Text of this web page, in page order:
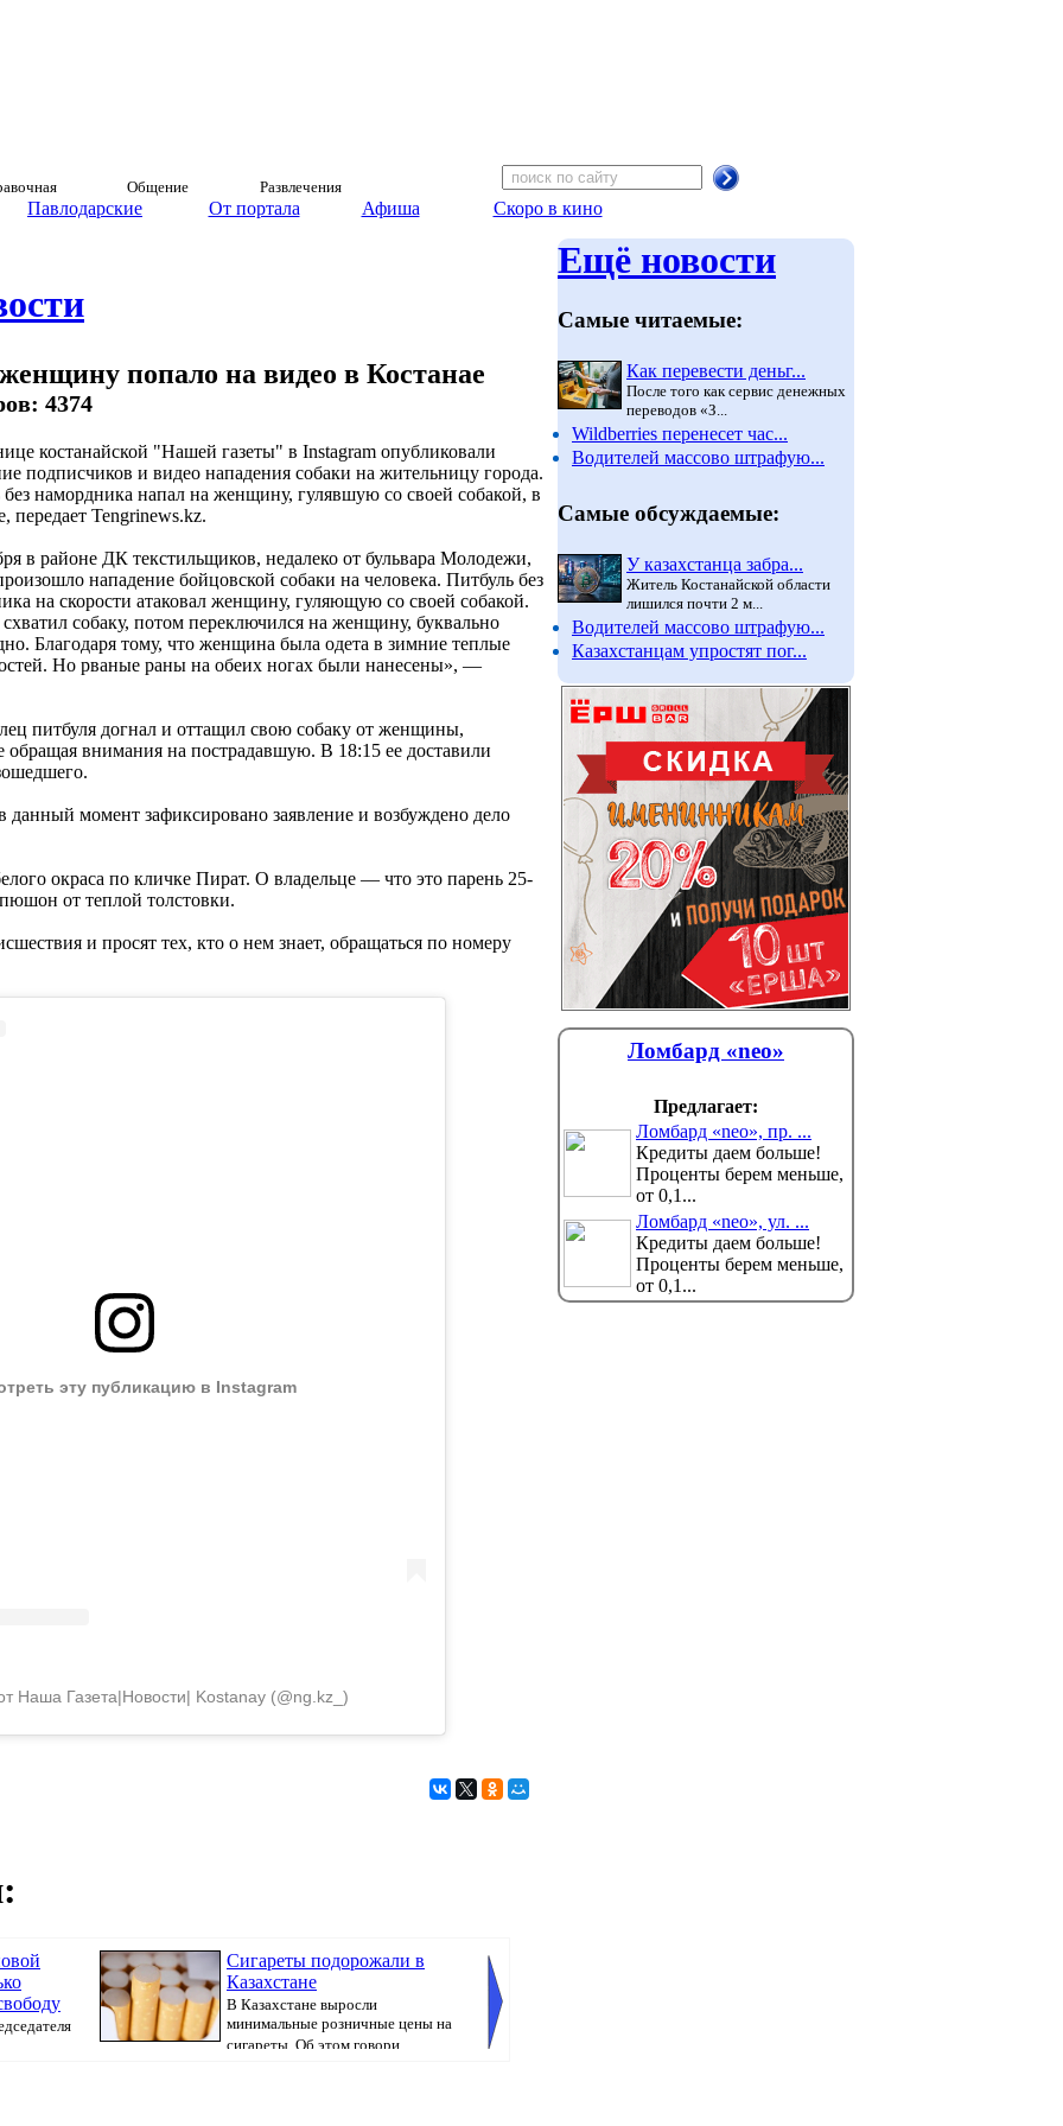
Общение Развлечения
Павлодарские От портала Афиша Скоро в кино
попало на видео в Костанае
4374
костанайской "Нашей газеты" в Instagram опубликовали
подписчиков и видео нападения собаки на жительницу города.
без намордника напал на женщину, гулявшую со своей собакой, в
передает Tengrinews.kz.
в районе ДК текстильщиков, недалеко от бульвара Молодежи,
нападение бойцовской собаки на человека. Питбуль без
на скорости атаковал женщину, гуляющую со своей собакой.
собаку, потом переключился на женщину, буквально
Благодаря тому, что женщина была одета в зимние теплые
Но рваные раны на обеих ногах были нанесены», —
питбуля догнал и оттащил свою собаку от женщины,
обращая внимания на пострадавшую. В 18:15 ее доставили
момент зафиксировано заявление и возбуждено дело
окраса по кличке Пират. О владельце — что это парень 25-
от теплой толстовки.
и просят тех, кто о нем знает, обращаться по номеру
эту публикацию в Instagram
Наша Газета|Новости| Kostanay (@ng.kz_)
Сигареты подорожали в
Казахстане
В Казахстане выросли
минимальные розничные цены на
сигареты. Об этом говори...
Ещё новости
Самые читаемые:
Как перевести деньг...
После того как сервис денежных
переводов «З...
Wildberries перенесет час...
Водителей массово штрафую...
Самые обсуждаемые:
У казахстанца забра...
Житель Костанайской области
лишился почти 2 м...
Водителей массово штрафую...
Казахстанцам упростят пог...
Ломбард «neo»
Предлагает:
Ломбард «neo», пр. ...
Кредиты даем больше!
Проценты берем меньше,
от 0,1...
Ломбард «neo», ул. ...
Кредиты даем больше!
Проценты берем меньше,
от 0,1...